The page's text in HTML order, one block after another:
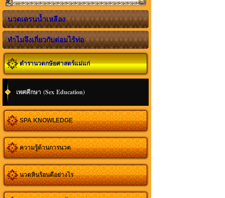
นวดเดรนน้ำเหลือง
ทำไมจึงเกี่ยวกับต่อมไร้ท่อ
ตำรานวดกษัยศาสตร์แม่แก่
เพศศึกษา (Sex Education)
SPA KNOWLEDGE
ความรู้ด้านการนวด
นวดหินร้อนดีอย่างไร